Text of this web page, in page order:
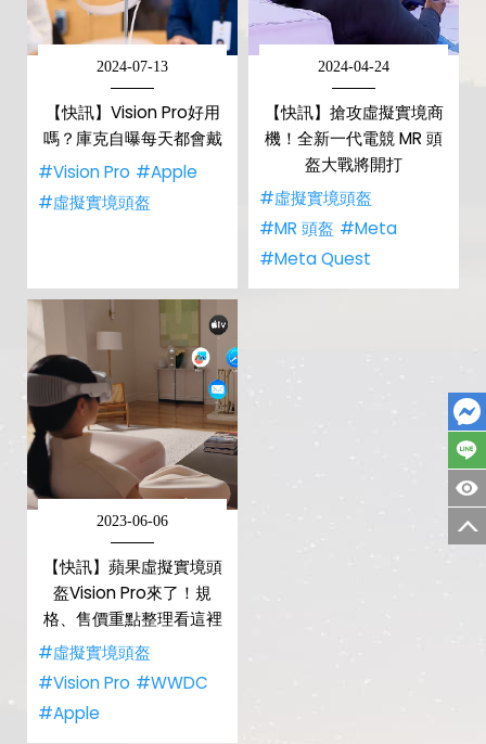
2024-07-13
【快訊】Vision Pro好用
嗎？庫克自曝每天都會戴
#Vision Pro #Apple
#虛擬實境頭盔
2024-04-24
【快訊】搶攻虛擬實境商
機！全新一代電競 MR 頭
盔大戰將開打
#虛擬實境頭盔
#MR 頭盔 #Meta
#Meta Quest
2023-06-06
【快訊】蘋果虛擬實境頭
盔Vision Pro來了！規
格、售價重點整理看這裡
#虛擬實境頭盔
#Vision Pro #WWDC
#Apple